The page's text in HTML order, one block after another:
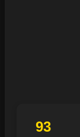
93